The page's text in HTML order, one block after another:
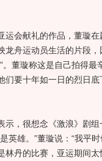
献礼的作品，董璇在
龙舟运动员生活的片段
董璇称这是自己拍得最
们要十年如一日的烈日
很想念《激浪》剧组
英雄。”董璇说：“我平
林丹的比赛，亚运期间